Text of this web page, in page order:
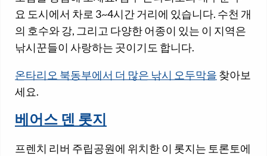
요 도시에서 차로 3~4시간 거리에 있습니다. 수천 개
의 호수와 강, 그리고 다양한 어종이 있는 이 지역은
낚시꾼들이 사랑하는 곳이기도 합니다.
온타리오 북동부에서 더 많은 낚시 오두막을 찾아보
세요.
베어스 덴 롯지
프렌치 리버 주립공원에 위치한 이 롯지는 토론토에